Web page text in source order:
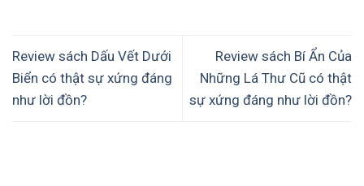
Review sách Dấu Vết Dưới
Biển có thật sự xứng đáng
như lời đồn?
Review sách Bí Ẩn Của
Những Lá Thư Cũ có thật
sự xứng đáng như lời đồn?